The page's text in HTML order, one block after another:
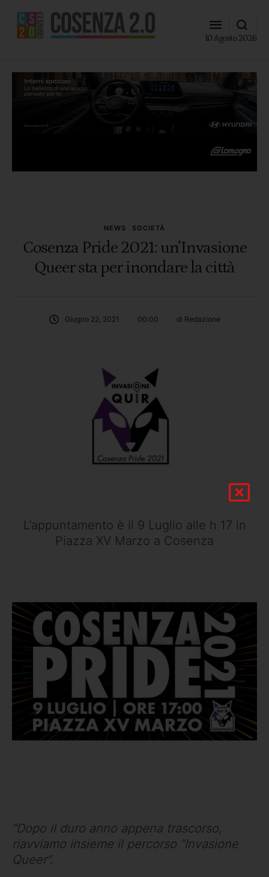
10 Agosto 2026
NEWS SOCIETÀ
Cosenza Pride 2021: un’Invasione
Queer sta per inondare la città
Giugno 22, 2021 00:00 di Redazione
L’appuntamento è il 9 Luglio alle h 17 in
Piazza XV Marzo a Cosenza
“Dopo il duro anno appena trascorso,
riavviamo insieme il percorso “Invasione
Queer”.